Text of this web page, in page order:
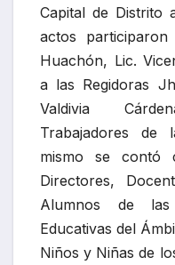
Capital de Distrito
actos
Huachón, Lic.
a las Regidoras
Valdivia
Trabajadores de
mismo se contó
Directores,
Alumnos de las
Educativas del
Niños y Niñas de